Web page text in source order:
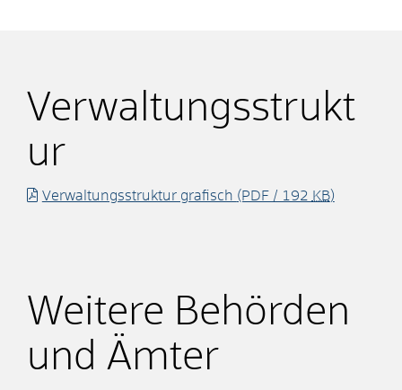
Verwaltungsstrukt
ur
Verwaltungsstruktur grafisch (PDF / 192 KB)
Weitere Behörden
und Ämter